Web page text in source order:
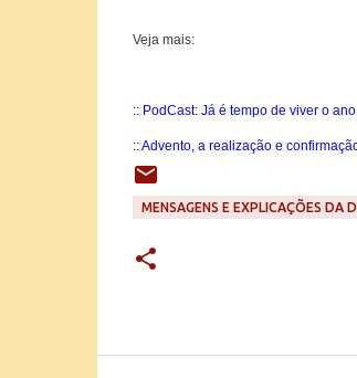
Veja mais:
:: PodCast: Já é tempo de viver o
:: Advento, a realização e
MENSAGENS E EXPLICAÇÕES DA